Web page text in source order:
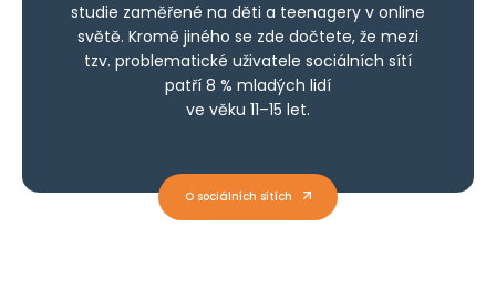
studie zaměřené na děti a teenagery v online
světě. Kromě jiného se zde dočtete, že mezi
tzv. problematické uživatele sociálních sítí
patří 8 % mladých lidí
ve věku 11–15 let.
O sociálních sítích